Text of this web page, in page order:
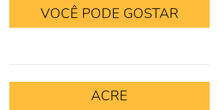
VOCÊ PODE GOSTAR
ACRE